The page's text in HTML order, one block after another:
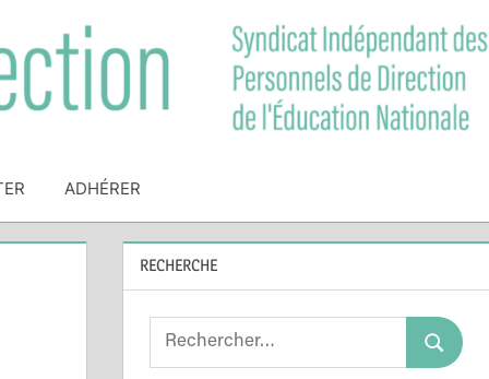
ADHÉRER
RECHERCHE
Search
Search